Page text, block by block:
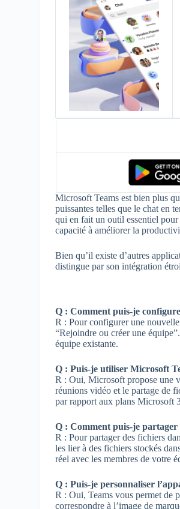
Microsoft Teams est bien plus
puissantes telles que le chat en
qui en fait un outil essentiel pour
capacité à améliorer la
Bien qu’il existe d’autres
distingue par son intégration
Q : Comment puis-je
R : Pour configurer une
“Rejoindre ou créer une
équipe existante.
Q : Puis-je utiliser Microsoft
R : Oui, Microsoft propose une
réunions vidéo et le partage de
par rapport aux plans Microsoft
Q : Comment puis-je partager
R : Pour partager des fichiers
les lier à des fichiers stockés
réel avec les membres de votre
Q : Puis-je personnaliser
R : Oui, Teams vous permet de
correspondre à l’image de